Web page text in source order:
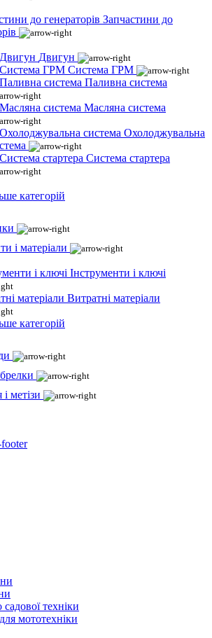
Запчастини до
Двигун
Система ГРМ
Паливна система
Масляна система
Охолоджувальна
Система стартера
категорій
і матеріали
Інструменти і ключі
Витратні матеріали
категорій
метізи
техніки
мототехніки